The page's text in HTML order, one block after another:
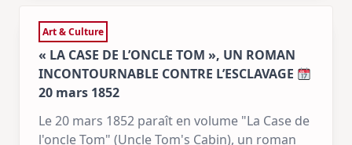
Art & Culture
« LA CASE DE L’ONCLE TOM », UN ROMAN
INCONTOURNABLE CONTRE L’ESCLAVAGE
20 mars 1852
Le 20 mars 1852 paraît en volume "La Case de
l'oncle Tom" (Uncle Tom's Cabin), un roman